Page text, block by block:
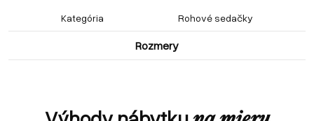
Kategória Rohové sedačky
Rozmery